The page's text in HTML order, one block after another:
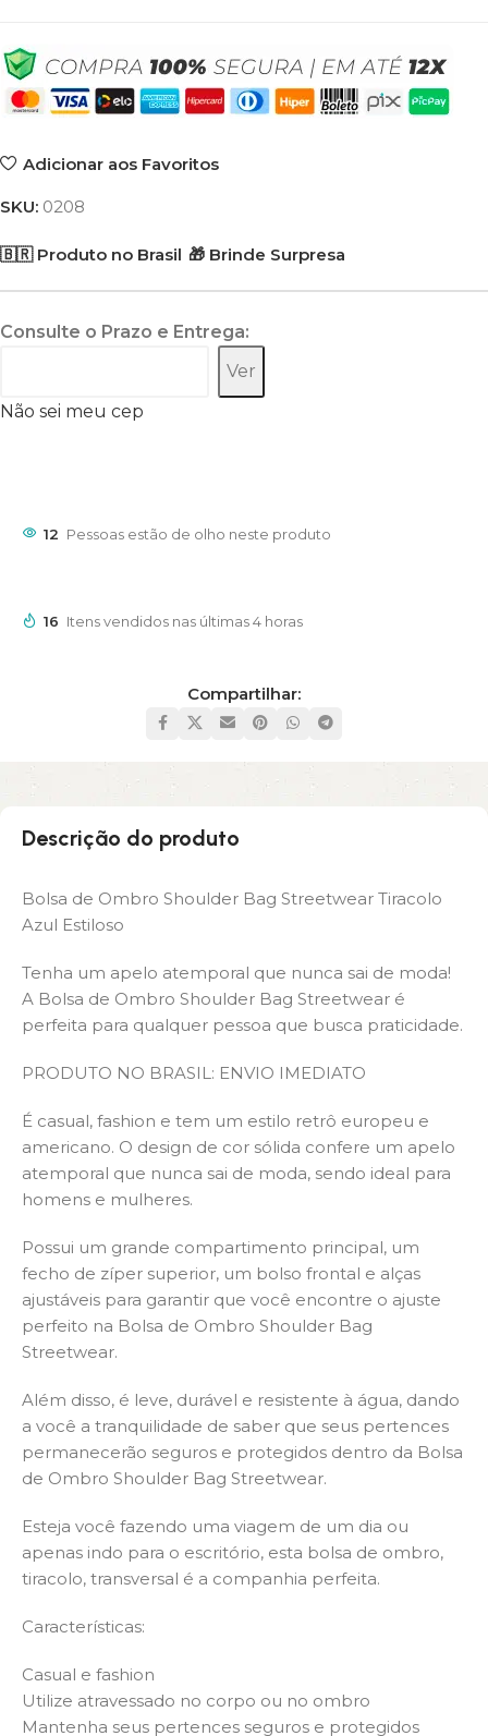
Adicionar aos Favoritos
SKU: 0208
🇧🇷 Produto no Brasil 🎁 Brinde Surpresa
Consulte o Prazo e Entrega:
Ver
Não sei meu cep
12 Pessoas estão de olho neste produto
16 Itens vendidos nas últimas 4 horas
Compartilhar:
Descrição do produto
Bolsa de Ombro Shoulder Bag Streetwear Tiracolo
Azul Estiloso
Tenha um apelo atemporal que nunca sai de moda!
A Bolsa de Ombro Shoulder Bag Streetwear é
perfeita para qualquer pessoa que busca praticidade.
PRODUTO NO BRASIL: ENVIO IMEDIATO
É casual, fashion e tem um estilo retrô europeu e
americano. O design de cor sólida confere um apelo
atemporal que nunca sai de moda, sendo ideal para
homens e mulheres.
Possui um grande compartimento principal, um
fecho de zíper superior, um bolso frontal e alças
ajustáveis para garantir que você encontre o ajuste
perfeito na Bolsa de Ombro Shoulder Bag
Streetwear.
Além disso, é leve, durável e resistente à água, dando
a você a tranquilidade de saber que seus pertences
permanecerão seguros e protegidos dentro da Bolsa
de Ombro Shoulder Bag Streetwear.
Esteja você fazendo uma viagem de um dia ou
apenas indo para o escritório, esta bolsa de ombro,
tiracolo, transversal é a companhia perfeita.
Características:
Casual e fashion
Utilize atravessado no corpo ou no ombro
Mantenha seus pertences seguros e protegidos